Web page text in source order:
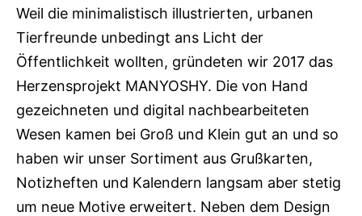
Weil die minimalistisch illustrierten, urbanen
Tierfreunde unbedingt ans Licht der
Öffentlichkeit wollten, gründeten wir 2017 das
Herzensprojekt MANYOSHY. Die von Hand
gezeichneten und digital nachbearbeiteten
Wesen kamen bei Groß und Klein gut an und so
haben wir unser Sortiment aus Grußkarten,
Notizheften und Kalendern langsam aber stetig
um neue Motive erweitert. Neben dem Design